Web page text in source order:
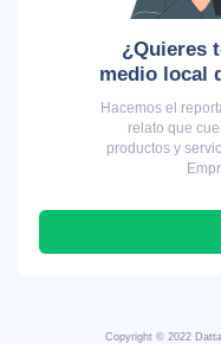
¿Quieres
medio local
Hacemos el
relato que
productos y
Copyright © 2022